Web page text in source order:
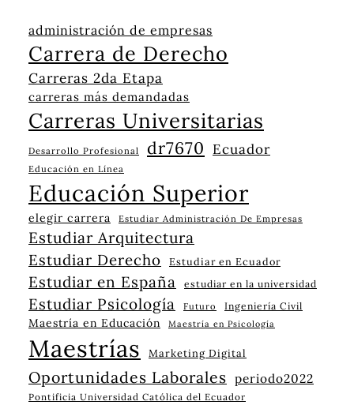
administración de empresas
Carrera de Derecho
Carreras 2da Etapa
carreras más demandadas
Carreras Universitarias
Desarrollo Profesional dr7670 Ecuador
Educación en Línea
Educación Superior
elegir carrera Estudiar Administración De Empresas
Estudiar Arquitectura
Estudiar Derecho
Estudiar en Ecuador
Estudiar en España estudiar en la universidad
Estudiar Psicología Futuro Ingeniería Civil
Maestría en Educación Maestría en Psicología
Maestrías Marketing Digital
Oportunidades Laborales periodo2022
Pontificia Universidad Católica del Ecuador